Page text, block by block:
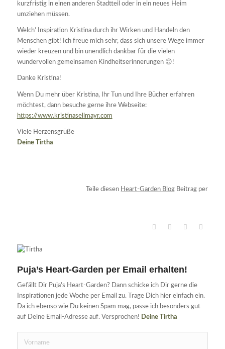
kurzfristig in einen anderen Stadtteil oder in ein neues Heim
umziehen müssen.
Welch’ Inspiration Kristina durch ihr Wirken und Handeln den
Menschen gibt! Ich freue mich sehr, dass sich unsere Wege immer
wieder kreuzen und bin unendlich dankbar für die vielen
wundervollen gemeinsamen Kindheitserinnerungen 😊!
Danke Kristina!
Wenn Du mehr über Kristina, Ihr Tun und Ihre Bücher erfahren
möchtest, dann besuche gerne ihre Webseite:
https://www.kristinasellmayr.com
Viele Herzensgrüße
Deine Tirtha
Teile diesen Heart-Garden Blog Beitrag per
Puja’s Heart-Garden per Email erhalten!
Gefällt Dir Puja’s Heart-Garden? Dann schicke ich Dir gerne die
Inspirationen jede Woche per Email zu. Trage Dich hier einfach ein.
Da ich ebenso wie Du keinen Spam mag, passe ich besonders gut
auf Deine Email-Adresse auf. Versprochen! Deine Tirtha